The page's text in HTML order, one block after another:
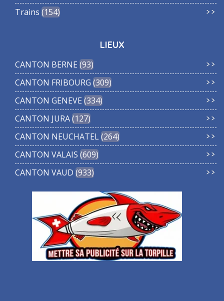
Trains 154
LIEUX
CANTON BERNE 93
CANTON FRIBOURG 309
CANTON GENEVE 334
CANTON JURA 127
CANTON NEUCHATEL 264
CANTON VALAIS 609
CANTON VAUD 933